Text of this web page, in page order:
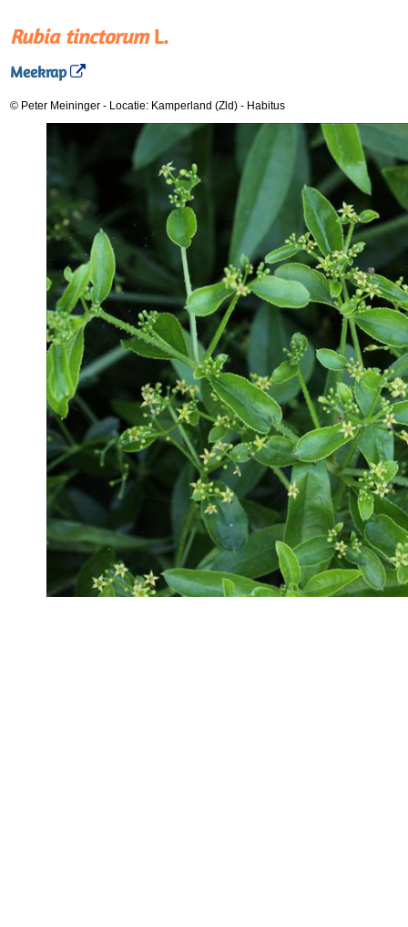
Rubia tinctorumL.
Meekrap
© Peter Meininger - Locatie: Kamperland (Zld) - Habitus